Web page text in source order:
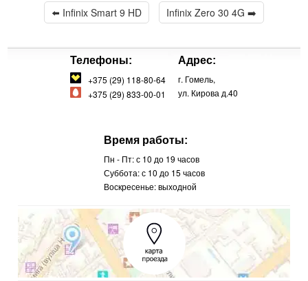
⬅️ Infinix Smart 9 HD Infinix Zero 30 4G ➡️
Телефоны:
+375 (29) 118-80-64
+375 (29) 833-00-01
Адрес:
г. Гомель,
ул. Кирова д.40
Время работы:
Пн - Пт: с 10 до 19 часов
Суббота: с 10 до 15 часов
Воскресенье: выходной